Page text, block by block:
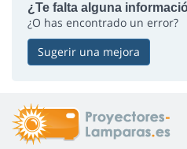
¿Te falta alguna
¿O has encontrado un error?
Sugerir una mejora